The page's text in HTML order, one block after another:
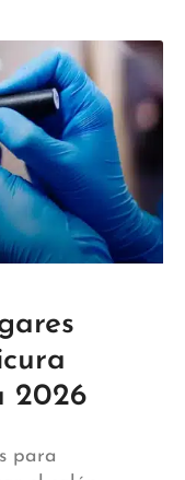
2026
para